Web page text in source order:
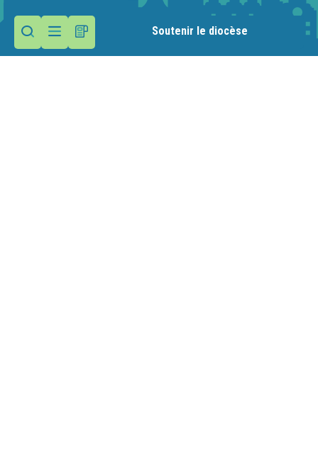
Soutenir le diocèse